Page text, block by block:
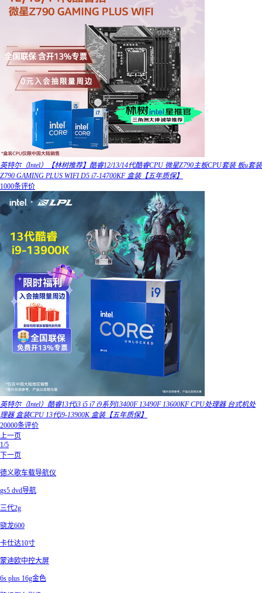
英特尔（Intel）【林树推荐】酷睿12/13/14代酷睿CPU 微星Z790主板CPU套装 板u套装
Z790 GAMING PLUS WIFI D5 i7-14700KF 盒装【五年质保】
1000条评价
英特尔（Intel）酷睿13代i3 i5 i7 i9系列13400F 13490F 13600KF CPU处理器 台式机处
理器 盒装CPU 13代i9-13900K 盒装【五年质保】
20000条评价
上一页
1/5
下一页
德义歌车载导航仪
gs5 dvd导航
三代2g
骁龙600
卡仕达10寸
蒙迪欧中控大屏
6s plus 16g金色